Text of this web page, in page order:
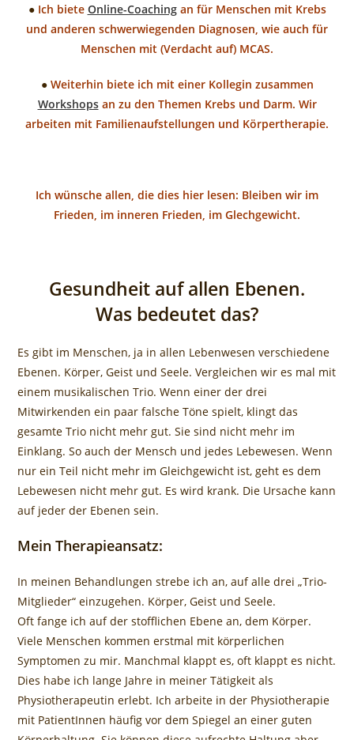
● Ich biete Online-Coachingan für Menschen mit Krebs
und anderen schwerwiegenden Diagnosen, wie auch für
Menschen mit (Verdacht auf) MCAS.
● Weiterhin biete ich mit einer Kollegin zusammen
Workshopsan zu den Themen Krebs und Darm. Wir
arbeiten mit Familienaufstellungen und Körpertherapie.
Ich wünsche allen, die dies hier lesen: Bleiben wir im
Frieden, im inneren Frieden, im Glechgewicht.
Gesundheit auf allen Ebenen.
Was bedeutet das?
Es gibt im Menschen, ja in allen Lebenwesen verschiedene
Ebenen. Körper, Geist und Seele. Vergleichen wir es mal mit
einem musikalischen Trio. Wenn einer der drei
Mitwirkenden ein paar falsche Töne spielt, klingt das
gesamte Trio nicht mehr gut. Sie sind nicht mehr im
Einklang. So auch der Mensch und jedes Lebewesen. Wenn
nur ein Teil nicht mehr im Gleichgewicht ist, geht es dem
Lebewesen nicht mehr gut. Es wird krank. Die Ursache kann
auf jeder der Ebenen sein.
Mein Therapieansatz:
In meinen Behandlungen strebe ich an, auf alle drei „Trio-
Mitglieder“ einzugehen. Körper, Geist und Seele.
Oft fange ich auf der stofflichen Ebene an, dem Körper.
Viele Menschen kommen erstmal mit körperlichen
Symptomen zu mir. Manchmal klappt es, oft klappt es nicht.
Dies habe ich lange Jahre in meiner Tätigkeit als
Physiotherapeutin erlebt. Ich arbeite in der Physiotherapie
mit PatientInnen häufig vor dem Spiegel an einer guten